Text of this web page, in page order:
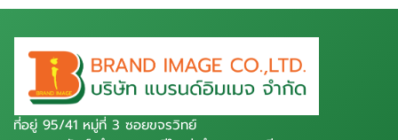
ที่อยู่ 95/41 หมู่ที่ 3 ซอยขจรวิทย์